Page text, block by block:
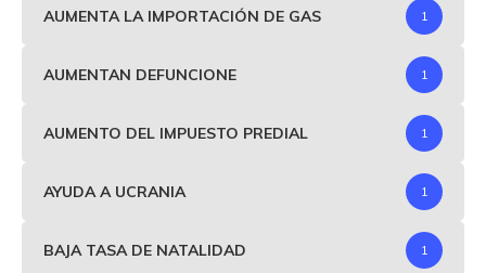
AUMENTA LA IMPORTACIÓN DE GAS 1
AUMENTAN DEFUNCIONE 1
AUMENTO DEL IMPUESTO PREDIAL 1
AYUDA A UCRANIA 1
BAJA TASA DE NATALIDAD 1